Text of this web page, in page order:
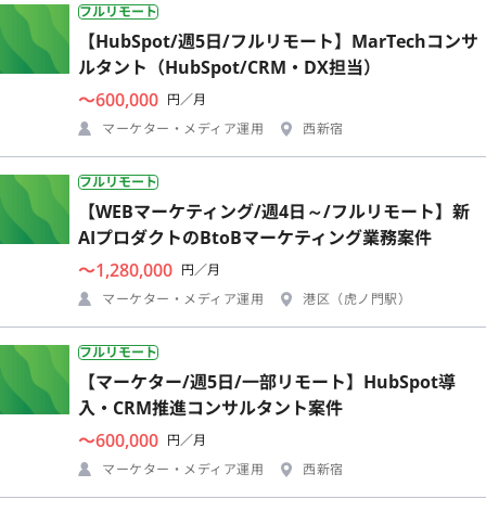
フルリモート
【HubSpot/週5日/フルリモート】MarTechコンサ
ルタント（HubSpot/CRM・DX担当）
〜600,000 円／月
マーケター・メディア運用
西新宿
フルリモート
【WEBマーケティング/週4日～/フルリモート】新
AIプロダクトのBtoBマーケティング業務案件
〜1,280,000 円／月
マーケター・メディア運用
港区（虎ノ門駅）
フルリモート
【マーケター/週5日/一部リモート】HubSpot導
入・CRM推進コンサルタント案件
〜600,000 円／月
マーケター・メディア運用
西新宿